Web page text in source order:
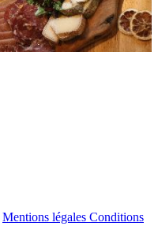
Mentions légales Conditions